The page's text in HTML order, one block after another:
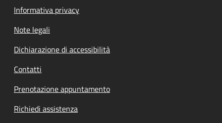
Informativa privacy
Note legali
Dichiarazione di accessibilità
Contatti
Prenotazione appuntamento
Richiedi assistenza